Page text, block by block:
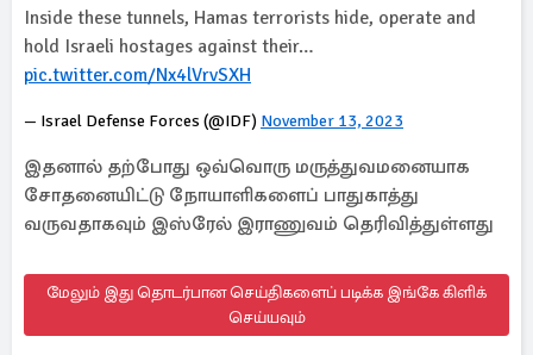
Inside these tunnels, Hamas terrorists hide, operate and
hold Israeli hostages against their…
pic.twitter.com/Nx4lVrvSXH
— Israel Defense Forces (@IDF) November 13, 2023
இதனால் தற்போது ஒவ்வொரு மருத்துவமனையாக
சோதனையிட்டு நோயாளிகளைப் பாதுகாத்து
வருவதாகவும் இஸ்ரேல் இராணுவம் தெரிவித்துள்ளது
மேலும் இது தொடர்பான செய்திகளைப் படிக்க இங்கே கிளிக்
செய்யவும்